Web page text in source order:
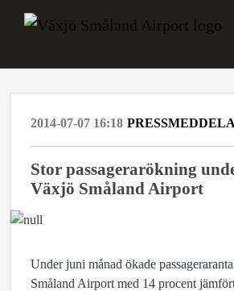
2014-07-07 16:18
Stor passagerarökning
Växjö Småland Airport
Under juni månad ökade
Småland Airport med 14 procent